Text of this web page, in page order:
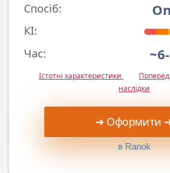
Спосіб:
КІ:
Час:
Істотні характеристики
наслідки
➜ Оформити
в Ranok